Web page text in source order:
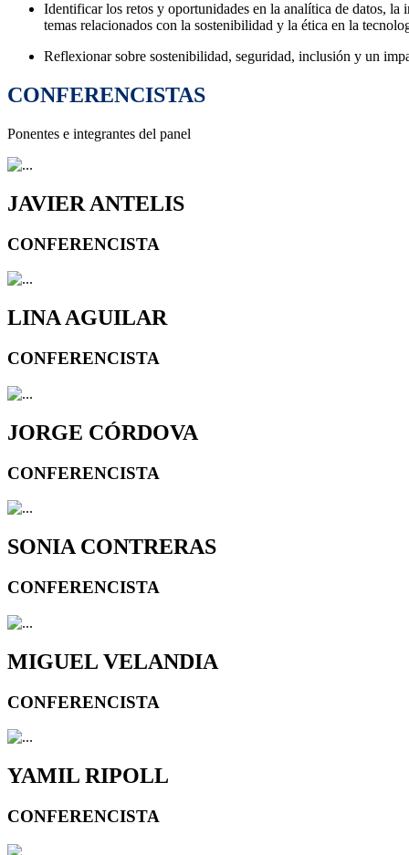
Identificar los retos y oportunidades en la analítica de datos,
temas relacionados con la sostenibilidad y la ética en la
Reflexionar sobre sostenibilidad, seguridad, inclusión y un
CONFERENCISTAS
Ponentes e integrantes del panel
JAVIER ANTELIS
CONFERENCISTA
LINA AGUILAR
CONFERENCISTA
JORGE CÓRDOVA
CONFERENCISTA
SONIA CONTRERAS
CONFERENCISTA
MIGUEL VELANDIA
CONFERENCISTA
YAMIL RIPOLL
CONFERENCISTA